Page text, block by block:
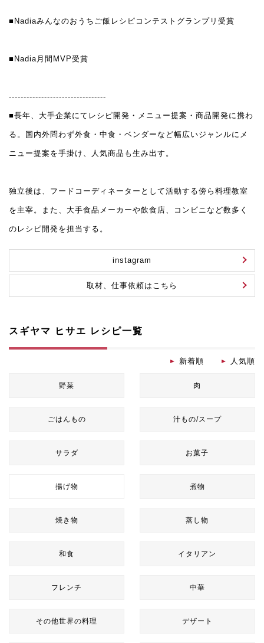
■Nadiaみんなのおうちご飯レシピコンテストグランプリ受賞
■Nadia月間MVP受賞
---------------------------------
■長年、大手企業にてレシピ開発・メニュー提案・商品開発に携わ
る。国内外問わず外食・中食・ベンダーなど幅広いジャンルにメ
ニュー提案を手掛け、人気商品も生み出す。
独立後は、フードコーディネーターとして活動する傍ら料理教室
を主宰。また、大手食品メーカーや飲食店、コンビニなど数多く
のレシピ開発を担当する。
instagram
取材、仕事依頼はこちら
スギヤマ ヒサエ レシピ一覧
新着順 人気順
野菜 肉
ごはんもの 汁もの/スープ
サラダ お菓子
揚げ物 煮物
焼き物 蒸し物
和食 イタリアン
フレンチ 中華
その他世界の料理 デザート